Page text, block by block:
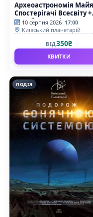
Археоастрономія
Спостерігачі Всесвіту +
Скарби Всесвіту
(Київський планетарій)
10 серпня 2026 17:00
Київський планетарій
ВІД350₴
КВИТКИ
ПОДІЯ